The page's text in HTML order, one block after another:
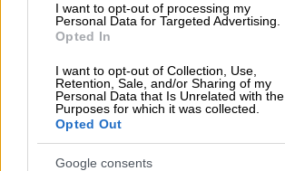
I want to opt-out of processing my
Personal Data for Targeted Advertising.
Opted In
I want to opt-out of Collection, Use,
Retention, Sale, and/or Sharing of my
Personal Data that Is Unrelated with the
Purposes for which it was collected.
Opted Out
Google consents
προβλέψιμη παροχή
άλλο σημείο ο πρωθυπουργός
πως «
είναι μεγάλη
στη χώραγια να
τους τομείς. Έχουμε ξεκινήσει
ερευνητικό μας πρόγραμμα για το
υδρογόνο».